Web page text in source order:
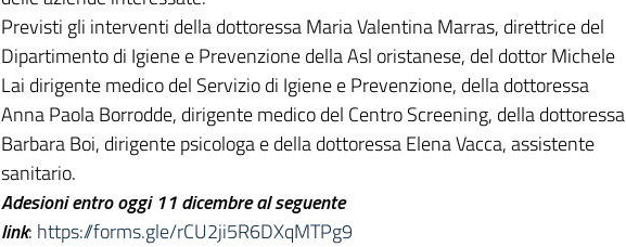
Previsti gli interventi della dottoressa Maria Valentina Marras, direttrice del
Dipartimento di Igiene e Prevenzione della Asl oristanese, del dottor Michele
Lai dirigente medico del Servizio di Igiene e Prevenzione, della dottoressa
Anna Paola Borrodde, dirigente medico del Centro Screening, della dottoressa
Barbara Boi, dirigente psicologa e della dottoressa Elena Vacca, assistente
sanitario.
Adesioni entro oggi 11 dicembre al seguente
link: https://forms.gle/rCU2ji5R6DXqMTPg9